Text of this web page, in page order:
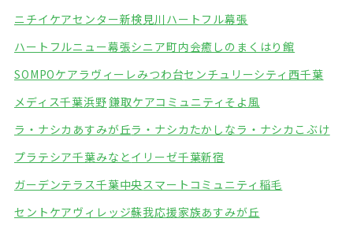
ニチイケアセンター新検見川 ハートフル幕張
ハートフルニュー幕張シニア町内会癒しのまくはり館
SOMPOケアラヴィーレみつわ台センチュリーシティ西千葉
メディス千葉浜野鎌取ケアコミュニティそよ風
ラ・ナシカあすみが丘ラ・ナシカたかしなラ・ナシカこぶけ
プラテシア千葉みなとイリーゼ千葉新宿
ガーデンテラス千葉中央スマートコミュニティ稲毛
セントケアヴィレッジ蘇我応援家族あすみが丘